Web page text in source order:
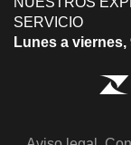
SERVICIO
Lunes a viernes,